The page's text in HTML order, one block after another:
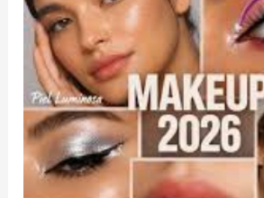
se
duermen
los
brazos
al
dormir?